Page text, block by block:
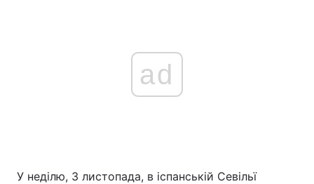
Війна
ad
У неділю, 3 листопада, в іспанській Севільї